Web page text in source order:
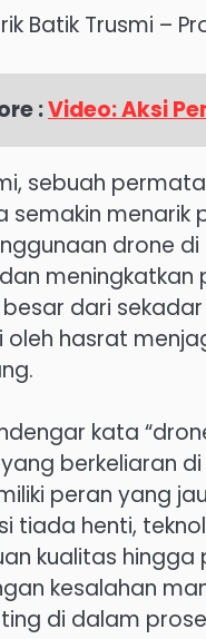
Batik Trusmi –
:Video: Aksi
sebuah
semakin menarik
drone
meningkatkan
dari sekadar
oleh hasrat
kata
berkeliaran
peran yang
tiada henti,
kualitas hingga
kesalahan
di dalam